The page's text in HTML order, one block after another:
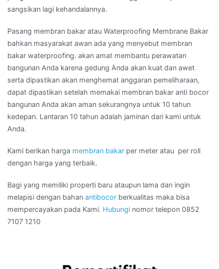
sangsikan lagi kehandalannya.
Pasang membran bakar atau Waterproofing Membrane Bakar
bahkan masyarakat awan ada yang menyebut membran
bakar waterproofing. akan amat membantu perawatan
bangunan Anda karena gedung Anda akan kuat dan awet
serta dipastikan akan menghemat anggaran pemeliharaan,
dapat dipastikan setelah memakai membran bakar anti bocor
bangunan Anda akan aman sekurangnya untuk 10 tahun
kedepan. Lantaran 10 tahun adalah jaminan dari kami untuk
Anda.
Kami berikan harga membran bakar per meter atau per roll
dengan harga yang terbaik.
Bagi yang memiliki properti baru ataupun lama dan ingin
melapisi dengan bahan antibocor berkualitas maka bisa
mempercayakan pada Kami. Hubungi nomor telepon 0852
7107 1210